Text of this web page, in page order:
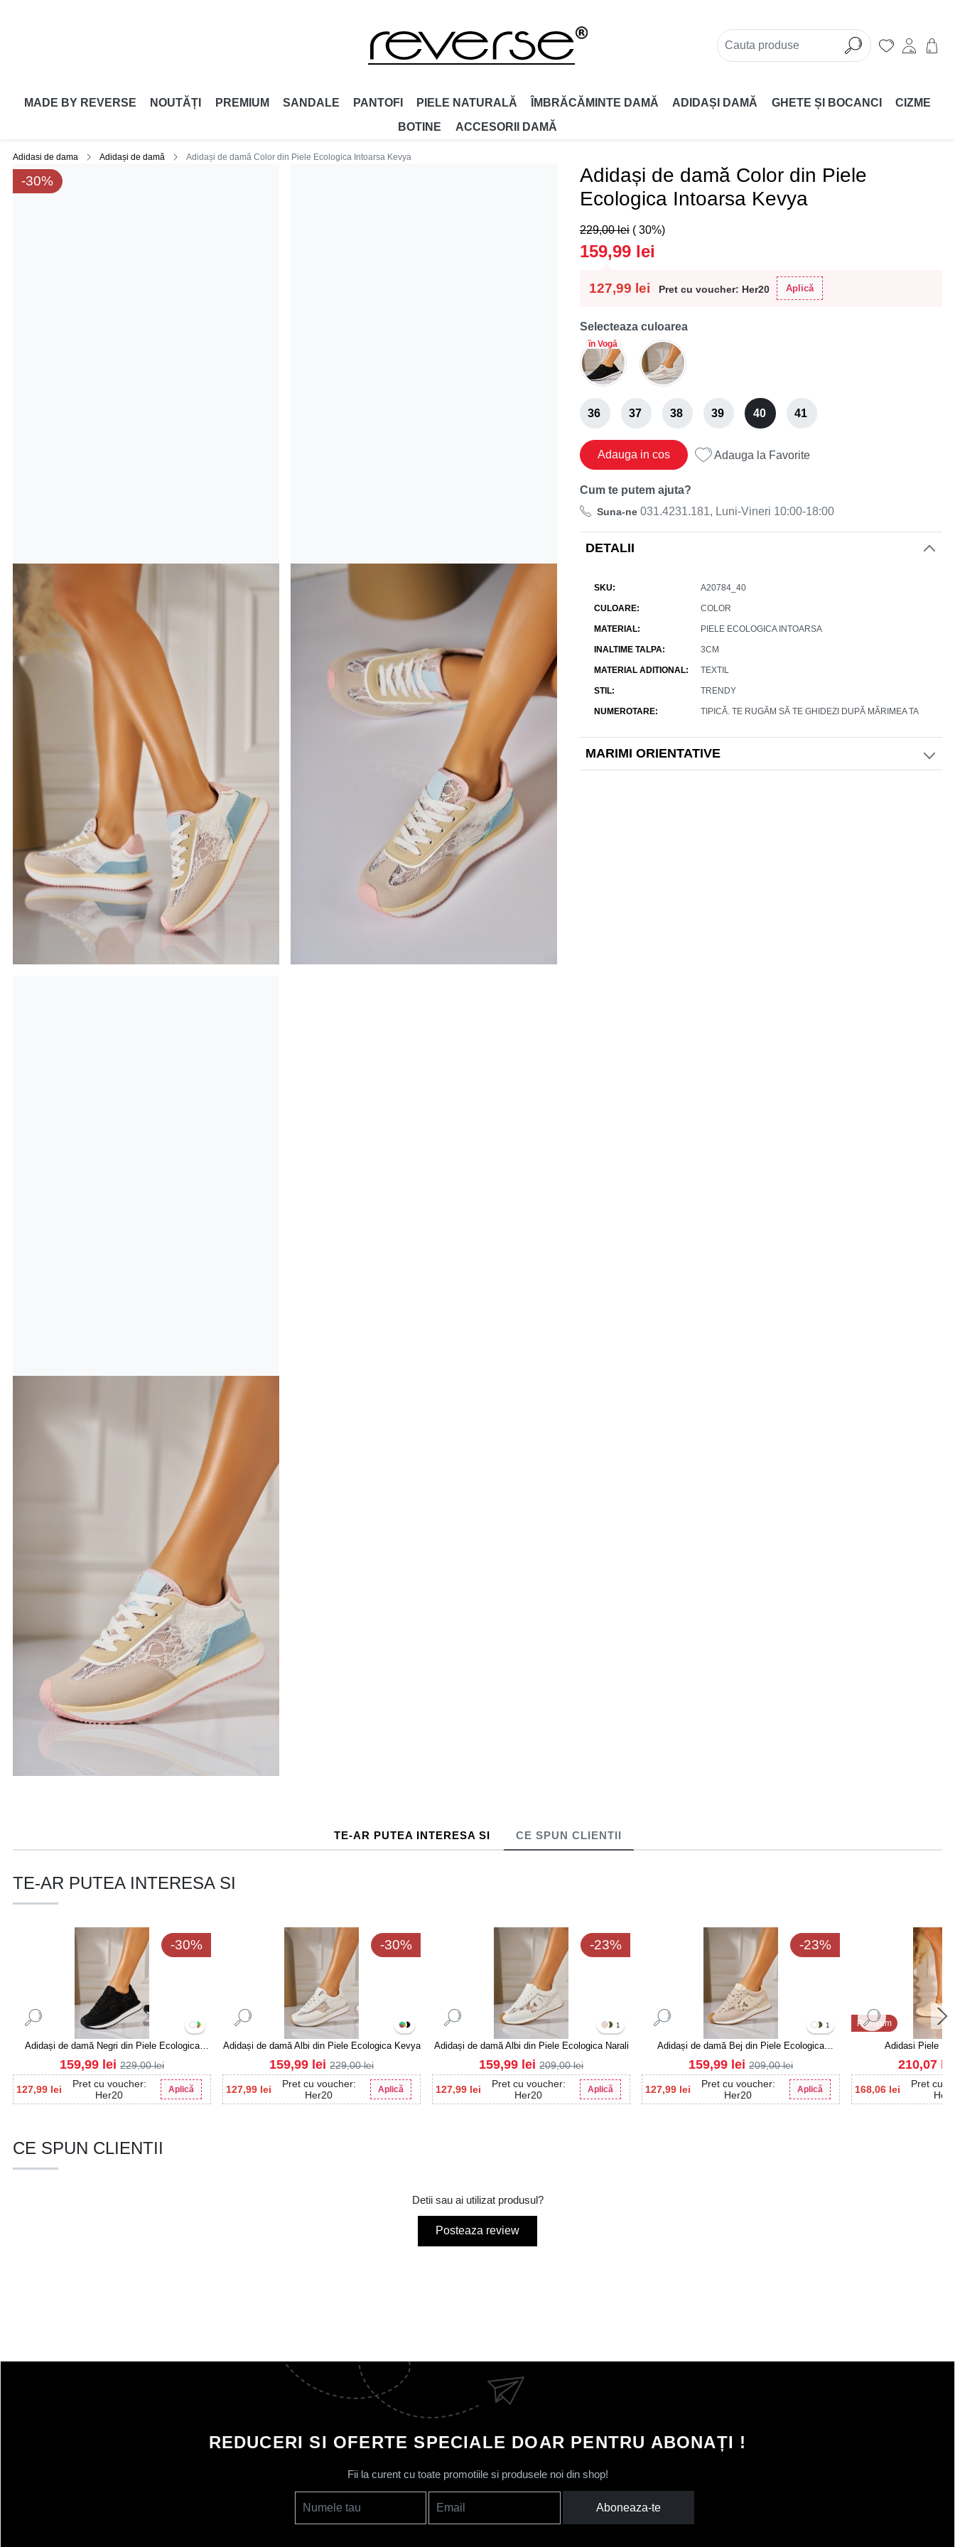
MADE BY REVERSE NOUTĂȚI PREMIUM SANDALE PANTOFI PIELE NATURALĂ ÎMBRĂCĂMINTE DAMĂ ADIDAȘI DAMĂ GHETE ȘI BOCANCI
CIZME
BOTINE
ACCESORII DAMǍ
Adidasi de dama Adidași de damă Adidași de damă Color din Piele Ecologica Intoarsa Kevya
-30%
Adidași de damă Color din Piele
Ecologica Intoarsa Kevya
127,99 lei Pret cu voucher: Her20 Aplică
159,99 lei
229,00lei ( 30%)
Selecteaza culoarea
în Vogă
36 37 38 39 40 41
Adauga in cos Adauga la Favorite
Cum te putem ajuta?
Suna-ne031.4231.181, Luni-Vineri 10:00-18:00
DETALII
SKU A20784_40
CULOARE COLOR
MATERIAL PIELE ECOLOGICA INTOARSA
INALTIME TALPA 3CM
MATERIAL ADITIONAL TEXTIL
STIL TRENDY
NUMEROTARE TIPICĂ. TE RUGĂM SĂ TE GHIDEZI DUPĂ MĂRIMEA TA
MARIMI ORIENTATIVE
TE-AR PUTEA INTERESA SI CE SPUN CLIENTII
TE-AR PUTEA INTERESA SI
-30%
Adidași de damă Negri din Piele Ecologica
Intoarsa Kevya
127,99 lei
Pret cu voucher:
Her20
Aplică
159,99 lei 229,00lei
-30%
Adidași de damă Albi din Piele Ecologica Kevya
127,99 lei
Pret cu voucher:
Her20
Aplică
159,99 lei 229,00lei
-23%
1
Adidași de damă Albi din Piele Ecologica Narali
127,99 lei
Pret cu voucher:
Her20
Aplică
159,99 lei 209,00lei
-23%
1
Adidași de damă Bej din Piele Ecologica
Intoarsa Narali
127,99 lei
Pret cu voucher:
Her20
Aplică
159,99 lei 209,00lei
Premium
Adidasi Piele
168,06 lei
Pret cu
210,07
CE SPUN CLIENTII
Detii sau ai utilizat produsul?
Posteaza review
REDUCERI SI OFERTE SPECIALE DOAR PENTRU ABONAȚI !
Fii la curent cu toate promotiile si produsele noi din shop!
Numele tau Email Aboneaza-te